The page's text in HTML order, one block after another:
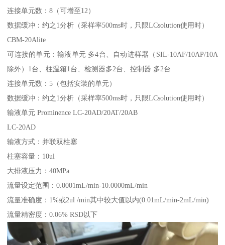
连接单元数：8（可增至12）
数据缓冲：约之1分析（采样率500ms时，只限LCsolution使用时）
CBM-20Alite
可连接的单元：输液单元 多4台、自动进样器（SIL-10AF/10AP/10A
除外）1台、柱温箱1台、检测器多2台、控制器 多2台
连接单元数：5（包括安装的单元）
数据缓冲：约之1分析（采样率500ms时，只限LCsolution使用时）
输液单元 Prominence LC-20AD/20AT/20AB
LC-20AD
输液方式：并联双柱塞
柱塞容量：10ul
大排液压力：40MPa
流量设定范围：0.0001mL/min-10.0000mL/min
流量准确度：1%或2ul /min其中较大值以内(0.01mL/min-2mL/min)
流量精密度：0.06% RSD以下